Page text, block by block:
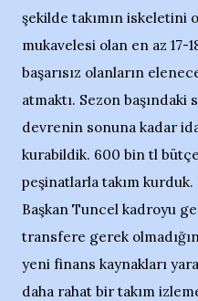
şekilde takımın iskeletini
mukavelesi olan en az 17-
başarısız olanların
atmaktı. Sezon başındaki
devrenin sonuna kadar
kurabildik. 600 bin tl
peşinatlarla takım kurduk.
Başkan Tuncel kadroyu
transfere gerek
yeni finans kaynakları
daha rahat bir takım